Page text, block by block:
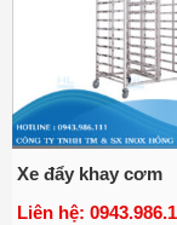
Xe đẩy khay cơm
Liên hệ: